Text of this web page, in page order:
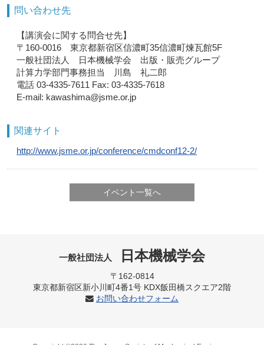
問い合わせ先
【講演会に関する問合せ先】
〒160-0016 東京都新宿区信濃町35信濃町煉瓦館5F
一般社団法人 日本機械学会 出版・販売グループ
計算力学部門事務担当 川島 礼二郎
電話 03-4335-7611 Fax: 03-4335-7618
E-mail: kawashima@jsme.or.jp
関連サイト
http://www.jsme.or.jp/conference/cmdconf12-2/
イベント一覧へ
一般社団法人 日本機械学会
〒162-0814
東京都新宿区新小川町4番1号 KDX飯田橋スクエア2階
お問い合わせフォーム